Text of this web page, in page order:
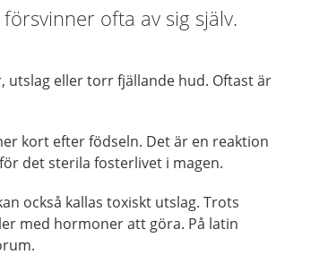
ofta av sig själv.
utslag eller torr fjällande hud. Oftast är
kort efter födseln. Det är en reaktion
det sterila fosterlivet i magen.
också kallas toxiskt utslag. Trots
med hormoner att göra. På latin